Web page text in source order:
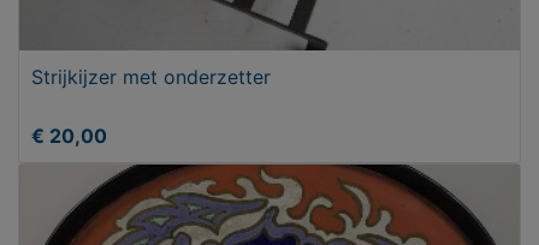
Strijkijzer met onderzetter
€ 20,00